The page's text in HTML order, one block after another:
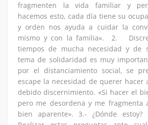
fragmenten la vida familiar y
hacemos esto, cada día tiene su
y orden nos ayuda a cuidar la
mismo y con la familia». 2.
tiempos de mucha necesidad y de
tema de solidaridad es muy
por el distanciamiento social, se
escape la necesidad de querer hacer
debido discernimiento. «Si hacer el
pero me desordena y me fragmenta
bien aparente». 3.- ¿Dónde estoy?